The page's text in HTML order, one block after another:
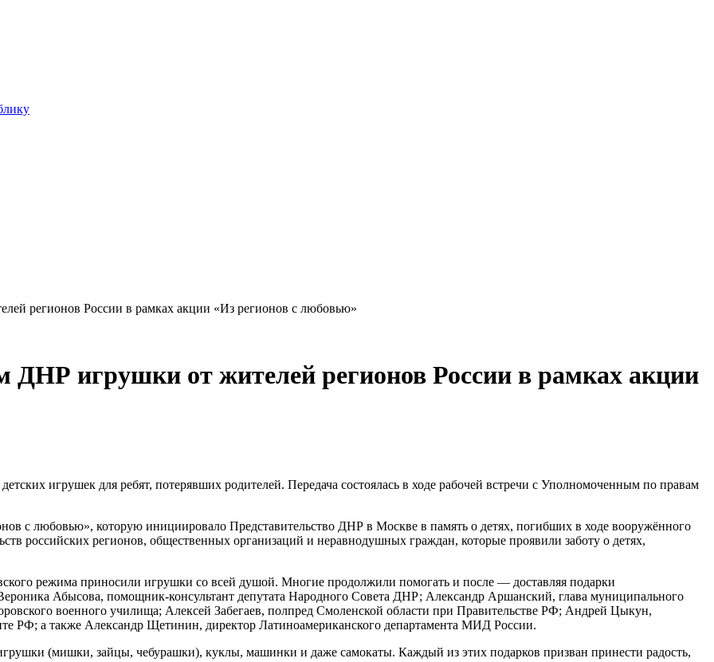
регионов России в рамках акции «Из регионов с любовью»
ДНР игрушки от жителей регионов России в рамках акции
с любовью», которую инициировало Представительство ДНР в Москве в память о детях, погибших в ходе вооружённого
российских регионов, общественных организаций и неравнодушных граждан, которые проявили заботу о детях,
режима приносили игрушки со всей душой. Многие продолжили помогать и после — доставляя подарки
Абысова, помощник-консультант депутата Народного Совета ДНР; Александр Аршанский, глава муниципального
военного училища; Алексей Забегаев, полпред Смоленской области при Правительстве РФ; Андрей Цыкун,
РФ; а также Александр Щетинин, директор Латиноамериканского департамента МИД России.
(мишки, зайцы, чебурашки), куклы, машинки и даже самокаты. Каждый из этих подарков призван принести радость,